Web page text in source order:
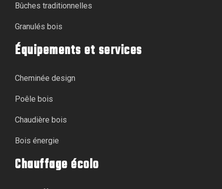
Bûches traditionnelles
Granulés bois
Équipements et services
Cheminée design
Poêle bois
Chaudière bois
Bois énergie
Chauffage écolo